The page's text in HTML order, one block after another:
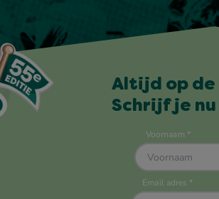
Altijd op de
Schrijf je